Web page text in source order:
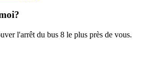
l'arrêt du bus 8 le plus près de vous.